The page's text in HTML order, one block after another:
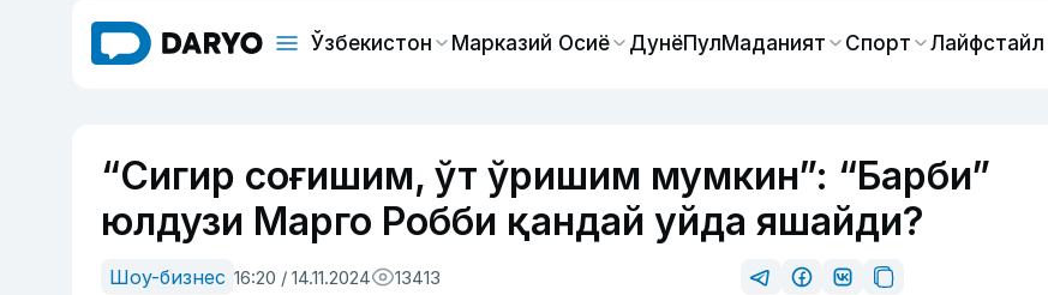
Ўзбекистон Марказий Осиё ДунёПулМаданият Спорт Лайфстайл
“Сигир соғишим, ўт ўришим мумкин”: “Барби”
юлдузи Марго Робби қандай уйда яшайди?
Шоу-бизнес 16:20 / 14.11.2024 13413